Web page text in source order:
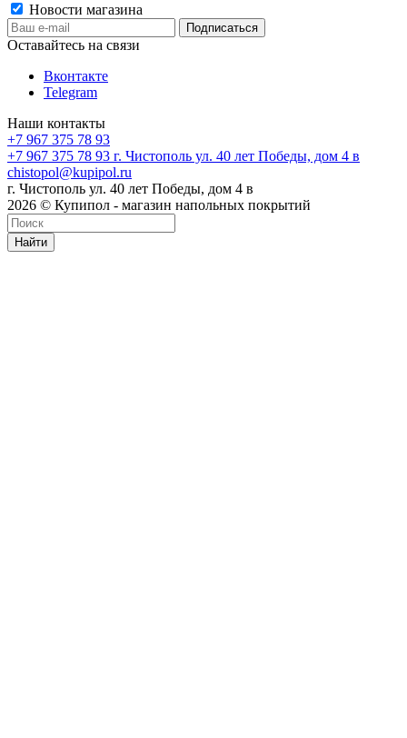
Новости магазина
Оставайтесь на связи
Вконтакте
Telegram
Наши контакты
+7 967 375 78 93
+7 967 375 78 93 г. Чистополь ул. 40 лет Победы, дом 4 в
chistopol@kupipol.ru
г. Чистополь ул. 40 лет Победы, дом 4 в
2026 © Купипол - магазин напольных покрытий
Найти